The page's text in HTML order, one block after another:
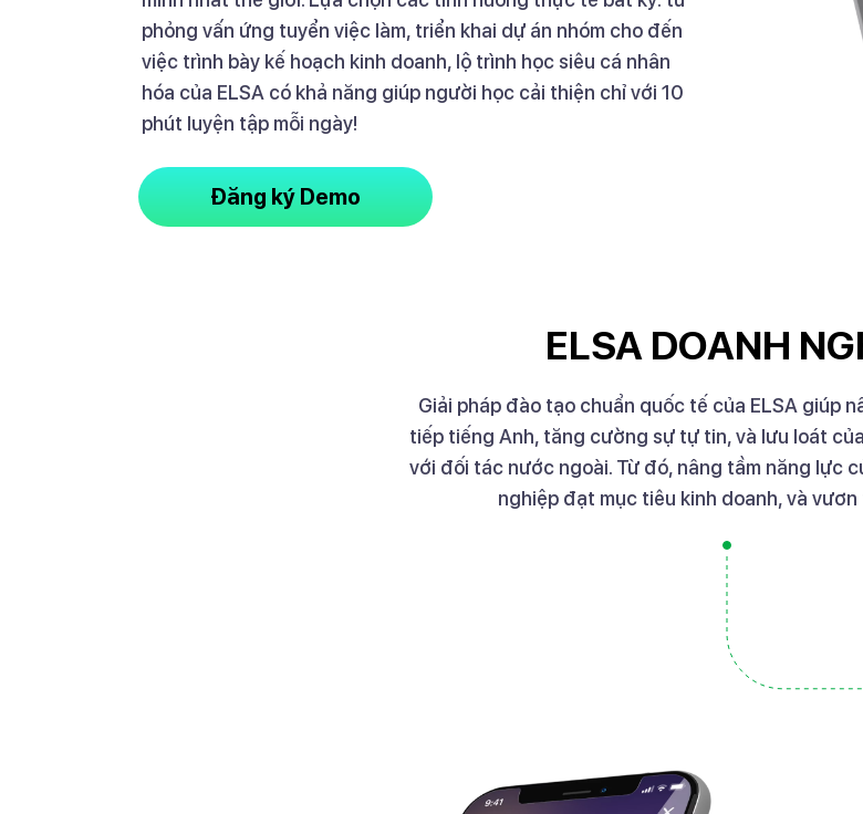
phỏng vấn ứng tuyển việc làm, triển khai dự án nhóm cho đến
việc trình bày kế hoạch kinh doanh, lộ trình học siêu cá nhân
hóa của ELSA có khả năng giúp người học cải thiện chỉ với 10
phút luyện tập mỗi ngày!
Đăng ký Demo
ELSA DOANH
Giải pháp đào tạo chuẩn quốc tế của ELSA giúp
tiếp tiếng Anh, tăng cường sự tự tin, và lưu loát
với đối tác nước ngoài. Từ đó, nâng tầm năng lực
nghiệp đạt mục tiêu kinh doanh, và